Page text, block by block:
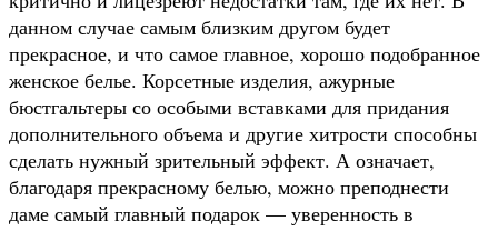
данном случае самым близким другом будет
прекрасное, и что самое главное, хорошо подобранное
женское белье. Корсетные изделия, ажурные
бюстгальтеры со особыми вставками для придания
дополнительного объема и другие хитрости способны
сделать нужный зрительный эффект. А означает,
благодаря прекрасному белью, можно преподнести
даме самый главный подарок — уверенность в